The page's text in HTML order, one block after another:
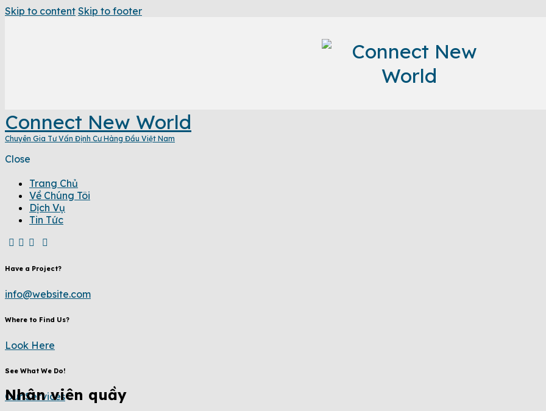
Skip to content Skip to footer
Connect New World
Chuyên Gia Tư Vấn Định Cư Hàng Đầu Việt Nam
Close
Trang Chủ
Về Chúng Tôi
Dịch Vụ
Tin Tức
Have a Project?
info@website.com
Where to Find Us?
Look Here
See What We Do!
Our Services
Nhân viên quầy